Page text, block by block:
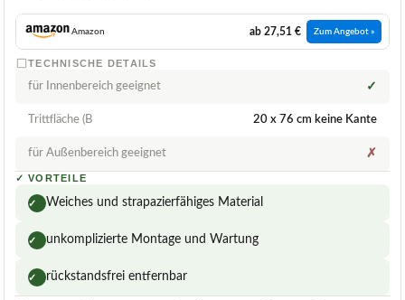
Amazon ab 27,51 € Zum Angebot »
TECHNISCHE DETAILS
für Innenbereich geeignet ✓
Trittfläche (B 20 x 76 cm keine Kante
für Außenbereich geeignet ✗
✓ VORTEILE
✓ Weiches und strapazierfähiges Material
✓ unkomplizierte Montage und Wartung
✓ rückstandsfrei entfernbar